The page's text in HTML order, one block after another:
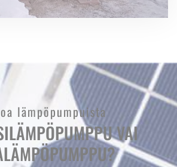
lämpöpumpuista
VAI